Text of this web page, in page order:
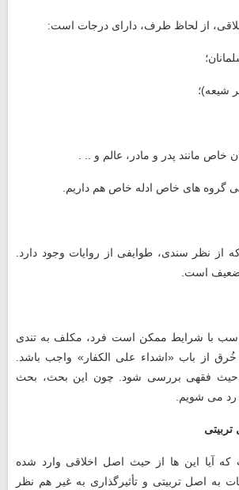
از لحاظ طرف، دارای درجات است:
شیعه)؛
خاص مانند پدر و مادر، عالم و .. .
گروه ‌های خاص ادله خاص هم داریم.
از نظر سندی، طوایفی از روایات وجود دارد.
است.
با شرایط ممکن است فرد، مکلف به تندی
از باب «اشداء علی الکفار» واجب باشد.
از حیث فقهی بررسی شود. چون این بحث، بحث
رد می ‌شویم.
آیا این ‌ها از حیث اصل اخلاقی وارد شده
به اصل تربیتی و تأثیرگذاری به غیر هم نظر